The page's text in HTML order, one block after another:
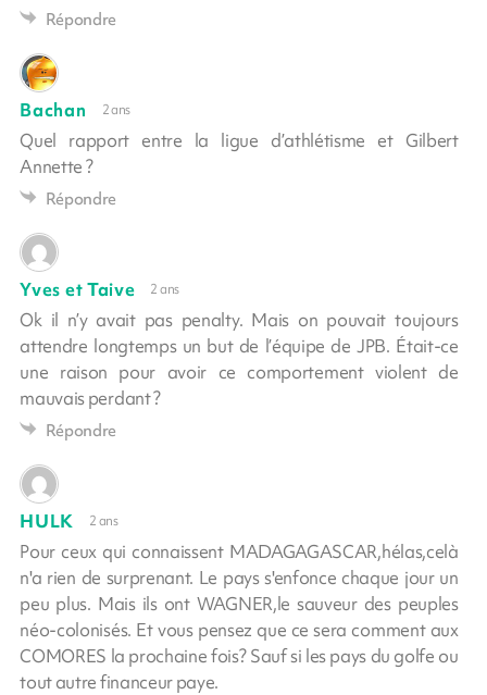
Répondre
Bachan 2 ans
Quel rapport entre la ligue d’athlétisme et Gilbert
Annette ?
Répondre
Yves et Taive 2 ans
Ok il n’y avait pas penalty. Mais on pouvait toujours
attendre longtemps un but de l’équipe de JPB. Était-ce
une raison pour avoir ce comportement violent de
mauvais perdant ?
Répondre
HULK 2 ans
Pour ceux qui connaissent MADAGAGASCAR,hélas,celà
n'a rien de surprenant. Le pays s'enfonce chaque jour un
peu plus. Mais ils ont WAGNER,le sauveur des peuples
néo-colonisés. Et vous pensez que ce sera comment aux
COMORES la prochaine fois? Sauf si les pays du golfe ou
tout autre financeur paye.